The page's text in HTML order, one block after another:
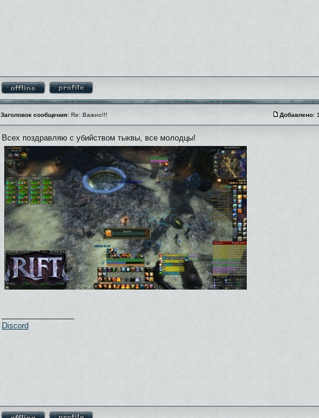
Заголовок сообщения: Re: Важно!!! Добавлено:
Всех поздравляю с убийством тыквы, все молодцы!
Discord